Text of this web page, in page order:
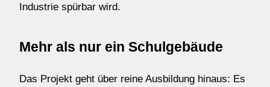
Industrie spürbar wird.
Mehr als nur ein Schulgebäude
Das Projekt geht über reine Ausbildung hinaus: Es